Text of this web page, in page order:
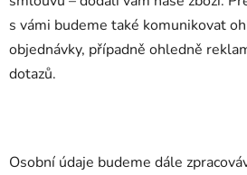
s vámi budeme také komunikovat
objednávky, případně ohledně
dotazů.
Osobní údaje budeme dále